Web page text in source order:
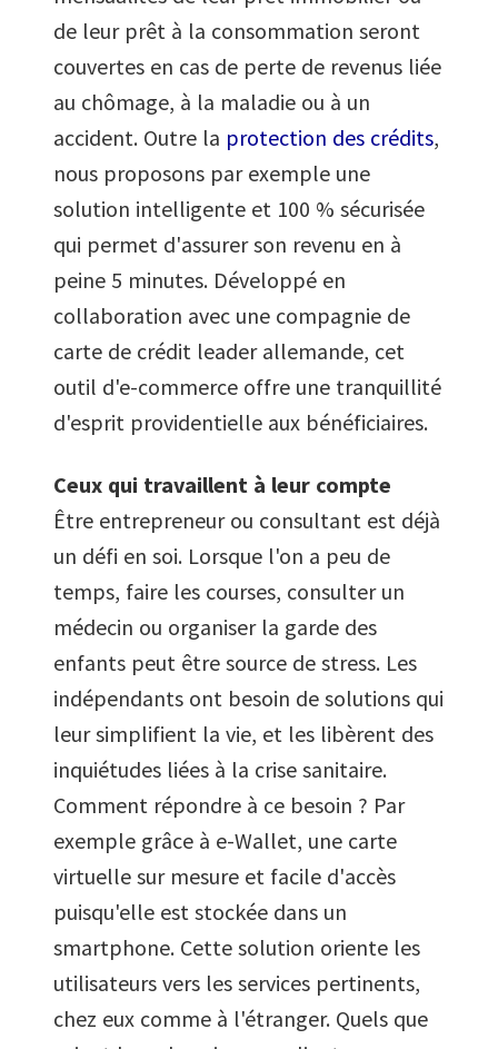
de leur prêt à la consommation seront
couvertes en cas de perte de revenus liée
au chômage, à la maladie ou à un
accident. Outre la protection des crédits,
nous proposons par exemple une
solution intelligente et 100 % sécurisée
qui permet d'assurer son revenu en à
peine 5 minutes. Développé en
collaboration avec une compagnie de
carte de crédit leader allemande, cet
outil d'e-commerce offre une tranquillité
d'esprit providentielle aux bénéficiaires.
Ceux qui travaillent à leur compte
Être entrepreneur ou consultant est déjà
un défi en soi. Lorsque l'on a peu de
temps, faire les courses, consulter un
médecin ou organiser la garde des
enfants peut être source de stress. Les
indépendants ont besoin de solutions qui
leur simplifient la vie, et les libèrent des
inquiétudes liées à la crise sanitaire.
Comment répondre à ce besoin ? Par
exemple grâce à e-Wallet, une carte
virtuelle sur mesure et facile d'accès
puisqu'elle est stockée dans un
smartphone. Cette solution oriente les
utilisateurs vers les services pertinents,
chez eux comme à l'étranger. Quels que